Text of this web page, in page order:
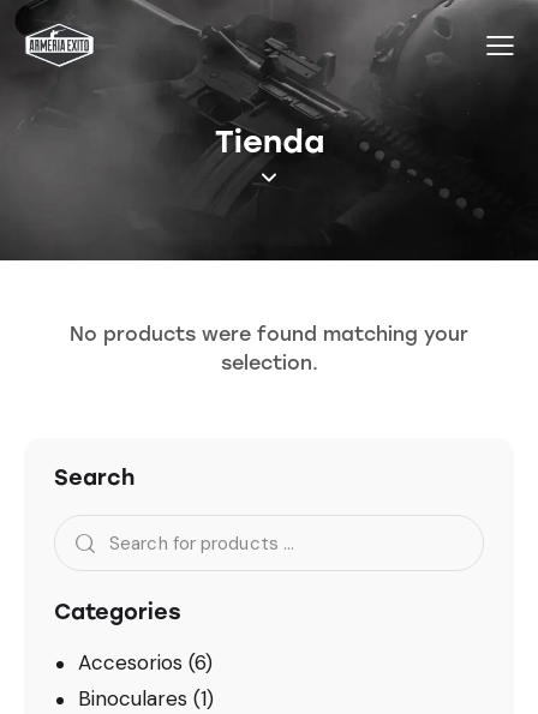
Tienda
No products were found matching your
selection.
Search
Categories
Accesorios (6)
Binoculares (1)